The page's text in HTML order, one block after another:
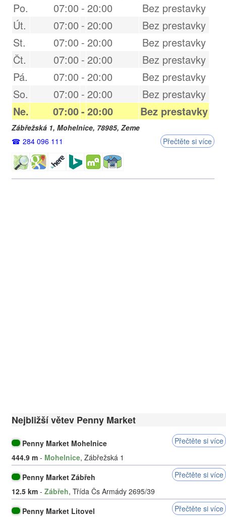
Po. 07:00 - 20:00
Bez prestavky
Út.
07:00 - 20:00
Bez prestavky
St.
07:00 - 20:00
Bez prestavky
Čt.
07:00 - 20:00
Bez prestavky
Pá.
07:00 - 20:00
Bez prestavky
So.
07:00 - 20:00
Bez prestavky
Ne.
07:00- 20:00 Bez prestavky
Zábřežská 1, Mohelnice, 78985, Zeme
284 096 111
Přečtěte si více
Nejbližší větev Penny Market
Penny Market Mohelnice
Přečtěte si více
444.9 m - Mohelnice, Zábřežská 1
Penny Market Zábřeh
Přečtěte si více
12.5 km - Zábřeh, Třída Čs Armády 2695/39
Penny Market Litovel
Přečtěte si více